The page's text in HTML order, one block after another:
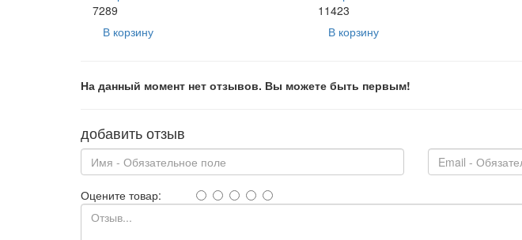
7289
В корзину
11423
В корзину
На данный момент нет отзывов. Вы можете быть первым!
добавить отзыв
Оцените товар: